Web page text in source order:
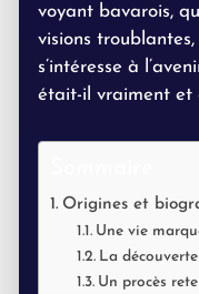
voyant bavarois,
visions
s’intéresse à
était-il vraiment et
Origines et
Une vie
La
Un procès